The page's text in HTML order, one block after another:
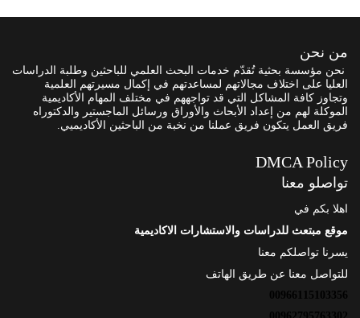
من نحن
نحن مؤسسة بحثية تُقدّم خدمات البحث العلمي للباحثين وطلبة الدراسات
العليا على اختلاف مجالاتهم لمساعدتهم في إكمال مسيرتهم العلمية
وتجاوز كافة المشاكل التي قد تواجههم في مختلف المهام الأكاديمية
الموكلة لهم من إعداد الأبحاث والأوراق ورسائل الماجستير والدكتوراه
فريق العمل يتكون فريق عملنا من نخبة من الباحثين الأكاديميي.
DMCA Policy
تواصلو معنا
اهلا بكم في
موقع مبتعث للدراسات والاستشارات الاكاديمية
يسرنا تواصلكم معنا
للتواصل معنا عن طريق الهاتف
00966115103356